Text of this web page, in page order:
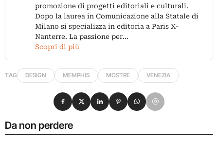
promozione di progetti editoriali e culturali.
Dopo la laurea in Comunicazione alla Statale di
Milano si specializza in editoria a Paris X-
Nanterre. La passione per…
Scopri di più
TAG DESIGN MEMPHIS MOSTRE VENEZIA
Da non perdere
Condividi su Facebook
Condividi su X
Condividi su LinkedIn
Condividi su Pinterest
Condividi su WhatsApp
Condividi su Email